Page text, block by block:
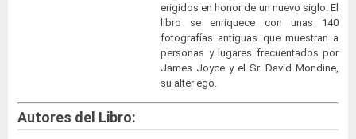
erigidos en honor de un nuevo siglo. El
libro se enriquece con unas 140
fotografías antiguas que muestran a
personas y lugares frecuentados por
James Joyce y el Sr. David Mondine,
su alter ego.
Autores del Libro: